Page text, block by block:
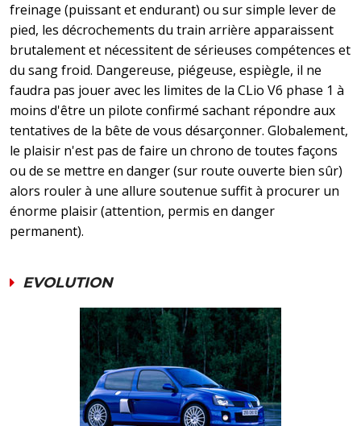
freinage (puissant et endurant) ou sur simple lever de
pied, les décrochements du train arrière apparaissent
brutalement et nécessitent de sérieuses compétences et
du sang froid. Dangereuse, piégeuse, espiègle, il ne
faudra pas jouer avec les limites de la CLio V6 phase 1 à
moins d'être un pilote confirmé sachant répondre aux
tentatives de la bête de vous désarçonner. Globalement,
le plaisir n'est pas de faire un chrono de toutes façons
ou de se mettre en danger (sur route ouverte bien sûr)
alors rouler à une allure soutenue suffit à procurer un
énorme plaisir (attention, permis en danger
permanent).
EVOLUTION